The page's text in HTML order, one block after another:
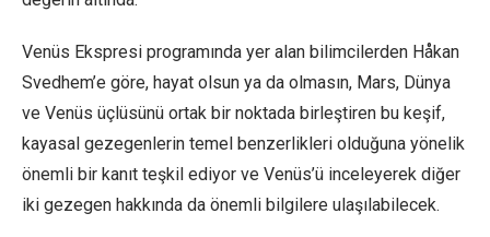
Venüs Ekspresi programında yer alan bilimcilerden Håkan
Svedhem’e göre, hayat olsun ya da olmasın, Mars, Dünya
ve Venüs üçlüsünü ortak bir noktada birleştiren bu keşif,
kayasal gezegenlerin temel benzerlikleri olduğuna yönelik
önemli bir kanıt teşkil ediyor ve Venüs’ü inceleyerek diğer
iki gezegen hakkında da önemli bilgilere ulaşılabilecek.